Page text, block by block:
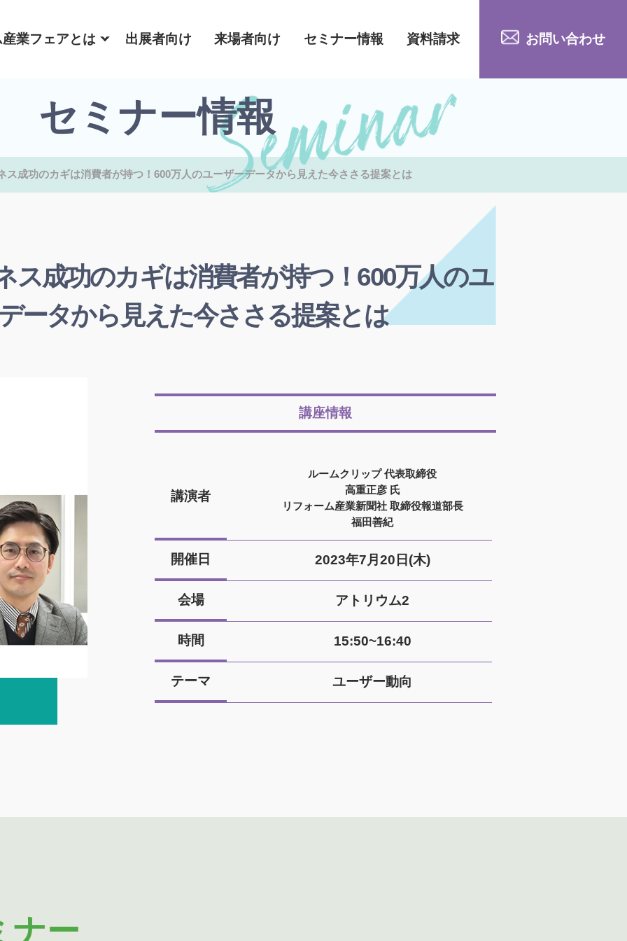
業フェアとは 出展者向け 来場者向け セミナー情報 資料請求 お問い合わせ
セミナー情報
ス成功のカギは消費者が持つ！600万人のユーザーデータから見えた今ささる提案とは
ス成功のカギは消費者が持つ！600万人のユ
ータから見えた今ささる提案とは
講座情報
講演者
ルームクリップ 代表取締役
高重正彦 氏
リフォーム産業新聞社 取締役報道部長
福田善紀
開催日 2023年7月20日(木)
会場 アトリウム2
時間 15:50~16:40
テーマ ユーザー動向
ナー